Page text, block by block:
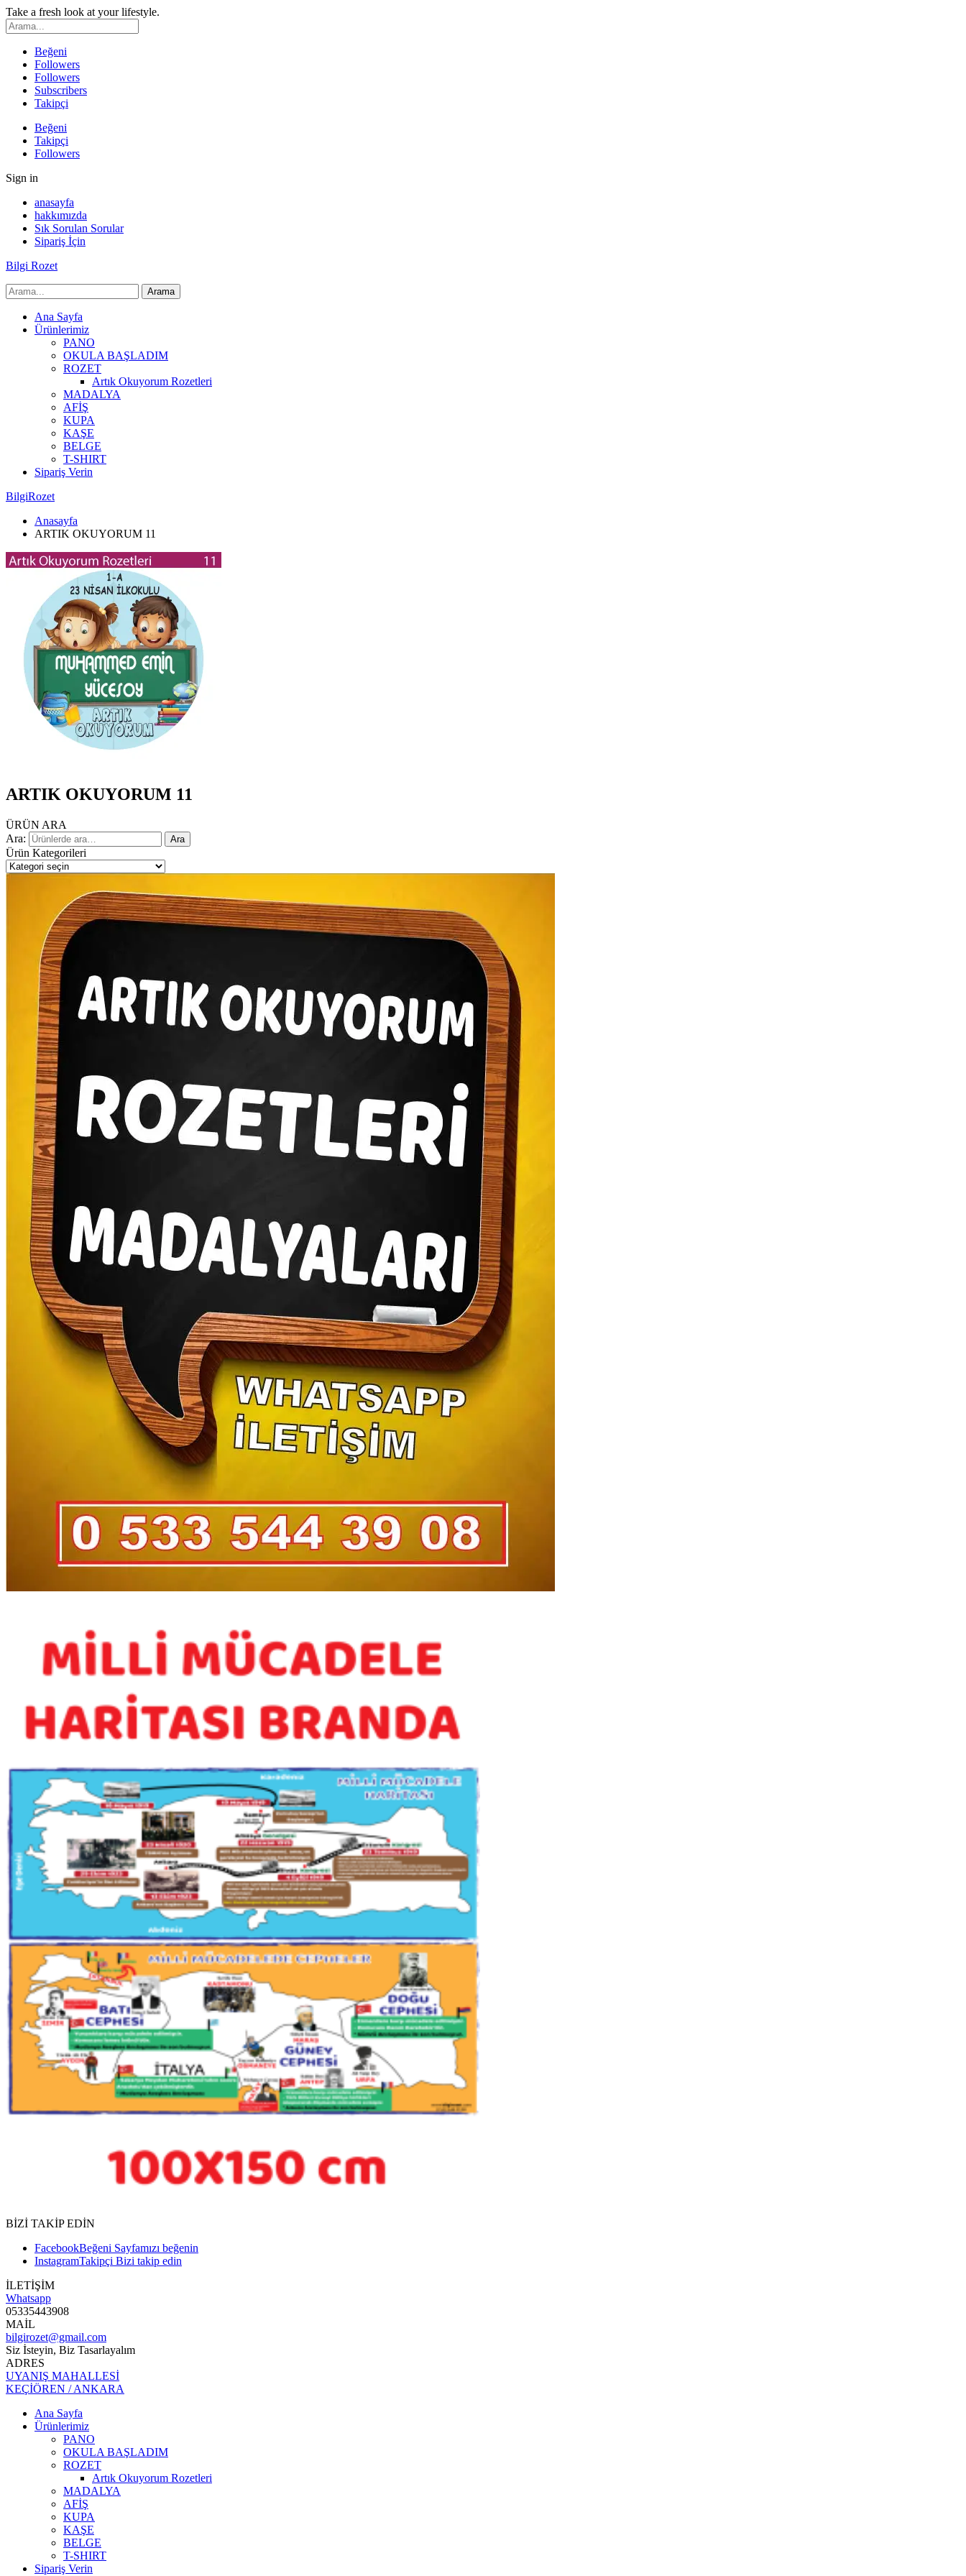
Take a fresh look at your lifestyle.
Beğeni
Followers
Followers
Subscribers
Takipçi
Beğeni
Takipçi
Followers
Sign in
anasayfa
hakkımızda
Sık Sorulan Sorular
Sipariş İçin
Bilgi Rozet
Ana Sayfa
Ürünlerimiz
PANO
OKULA BAŞLADIM
ROZET
Artık Okuyorum Rozetleri
MADALYA
AFİŞ
KUPA
KAŞE
BELGE
T-SHIRT
Sipariş Verin
BilgiRozet
Anasayfa
ARTIK OKUYORUM 11
ARTIK OKUYORUM 11
ÜRÜN ARA
Ara:
Ara
Ürün Kategorileri
BİZİ TAKİP EDİN
FacebookBeğeni Sayfamızı beğenin
InstagramTakipçi Bizi takip edin
İLETİŞİM
Whatsapp
05335443908
MAİL
bilgirozet@gmail.com
Siz İsteyin, Biz Tasarlayalım
ADRES
UYANIŞ MAHALLESİ
KEÇİÖREN / ANKARA
Ana Sayfa
Ürünlerimiz
PANO
OKULA BAŞLADIM
ROZET
Artık Okuyorum Rozetleri
MADALYA
AFİŞ
KUPA
KAŞE
BELGE
T-SHIRT
Sipariş Verin